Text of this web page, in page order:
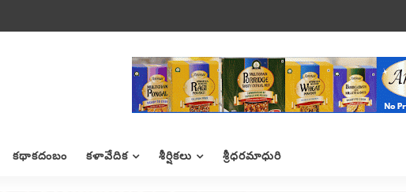
కథాకదంబం కళావేదిక శీర్షికలు శ్రీధరమాధురి